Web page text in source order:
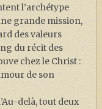
l’archétype
grande mission,
des valeurs
du récit des
chez le Christ :
de son
delà, tout deux